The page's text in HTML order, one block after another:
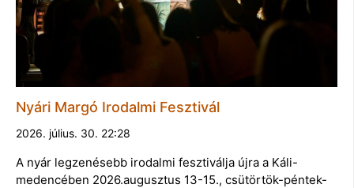
Nyári Margó Irodalmi Fesztivál
2026. július. 30. 22:28
A nyár legzenésebb irodalmi fesztiválja újra a Káli-
medencében 2026.augusztus 13-15., csütörtök-péntek-